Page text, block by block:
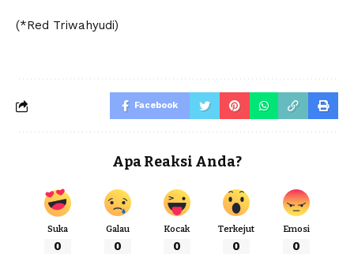
(*Red Triwahyudi)
Facebook
Apa Reaksi Anda?
Suka
0
Galau
0
Kocak
0
Terkejut
0
Emosi
0